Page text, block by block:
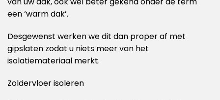
een ‘warm dak’.
Desgewenst werken we dit dan proper af met
gipslaten zodat u niets meer van het
isolatiemateriaal merkt.
Zoldervloer isoleren